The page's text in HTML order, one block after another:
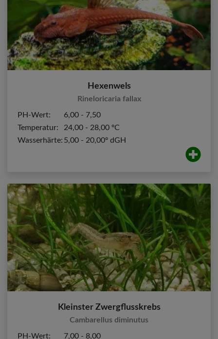
Hexenwels
Rineloricaria fallax
PH-Wert:
6,00 - 7,50
Temperatur:
24,00 - 28,00 ºC
Wasserhärte: 5,00 - 20,00º dGH
Kleinster Zwergflusskrebs
Cambarellus diminutus
PH-Wert: 7,00 - 8,00